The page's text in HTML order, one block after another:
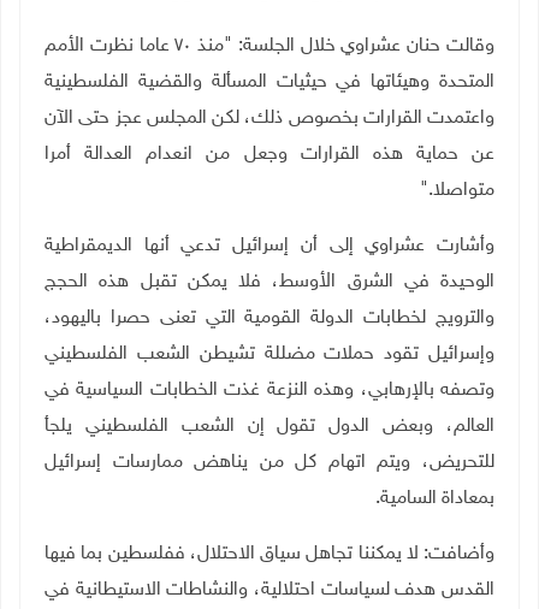
وقالت حنان عشراوي خلال الجلسة: "منذ ٧٠ عاما نظرت الأمم
المتحدة وهيئاتها في حيثيات المسألة والقضية الفلسطينية
واعتمدت القرارات بخصوص ذلك، لكن المجلس عجز حتى الآن
عن حماية هذه القرارات وجعل من انعدام العدالة أمرا
متواصلا".
وأشارت عشراوي إلى أن إسرائيل تدعي أنها الديمقراطية
الوحيدة في الشرق الأوسط، فلا يمكن تقبل هذه الحجج
والترويج لخطابات الدولة القومية التي تعنى حصرا باليهود،
وإسرائيل تقود حملات مضللة تشيطن الشعب الفلسطيني
وتصفه بالإرهابي، وهذه النزعة غذت الخطابات السياسية في
العالم، وبعض الدول تقول إن الشعب الفلسطيني يلجأ
للتحريض، ويتم اتهام كل من يناهض ممارسات إسرائيل
بمعاداة السامية.
وأضافت: لا يمكننا تجاهل سياق الاحتلال، ففلسطين بما فيها
القدس هدف لسياسات احتلالية، والنشاطات الاستيطانية في